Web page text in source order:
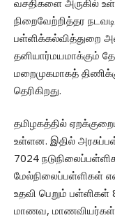
வசதிகளை அருகில்
நிறைவேற்றித்தர
பள்ளிக்கல்வித்துறை
தனியார்மயமாக்கும்
மறைமுகமாகத்
தெரிகிறது.
தமிழகத்தில்
உள்ளன. இதில்
7024
மேல்நிலைப்பள்ளிகள்
உதவி பெறும்
மாணவ, மாணவியர்கள்